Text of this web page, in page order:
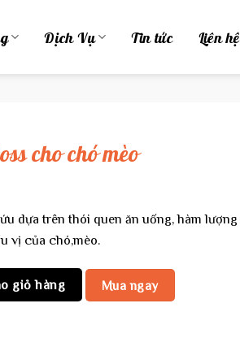
Dịch Vụ Tin tức Liên hệ
cho chó mèo
dựa trên thói quen ăn uống, hàm lượng
vị của chó,mèo.
số lượng
giỏ hàng Mua ngay